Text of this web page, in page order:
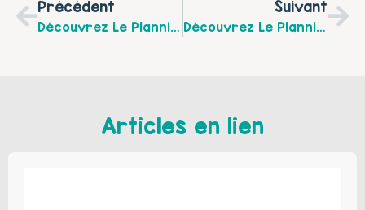
Précédent
Découvrez Le Planning Des Ateliers Attente Active Du Montreuillois Pour Le Mois De Novembre 2025
Suivant
Découvrez Le Planning De La Plateforme De Répit “Un Temps Pour Soi” Pour Le Mois De Novembre 2025
Articles en lien